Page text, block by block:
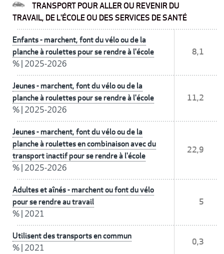
TRANSPORT POUR ALLER OU REVENIR DU
TRAVAIL, DE L'ÉCOLE OU DES SERVICES DE SANTÉ
Enfants - marchent, font du vélo ou de la
planche à roulettes pour se rendre à l'école
% 2025-2026
8,1
Jeunes - marchent, font du vélo ou de la
planche à roulettes pour se rendre à l'école
% 2025-2026
11,2
Jeunes - marchent, font du vélo ou de la
planche à roulettes en combinaison avec du
transport inactif pour se rendre à l'école
% 2025-2026
22,9
Adultes et aînés - marchent ou font du vélo
pour se rendre au travail
% 2021
5
Utilisent des transports en commun
% 2021
0,3